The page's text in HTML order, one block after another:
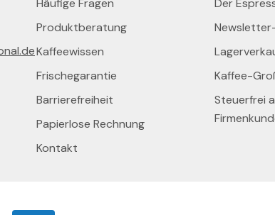
Häufige Fragen
Produktberatung
Kaffeewissen
Frischegarantie
Barrierefreiheit
Papierlose Rechnung
Kontakt
Der
Kaffee-
Steuerfrei